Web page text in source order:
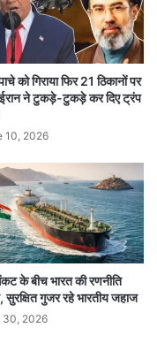
थी जब
से कैफे की ओर जा रही
व्यवस्था को लेकर
करते हुए
को लेकर
पर अतिरिक्त
पुलिस अधिकारियों
से लिया गया है और
सबूत अदालत में
को गिराया फिर 21 ठिकानों पर
ने टुकड़े-टुकड़े कर दिए ट्रंप
10, 2026
के बीच भारत की रणनीति
सुरक्षित गुजर रहे भारतीय जहाज
30, 2026